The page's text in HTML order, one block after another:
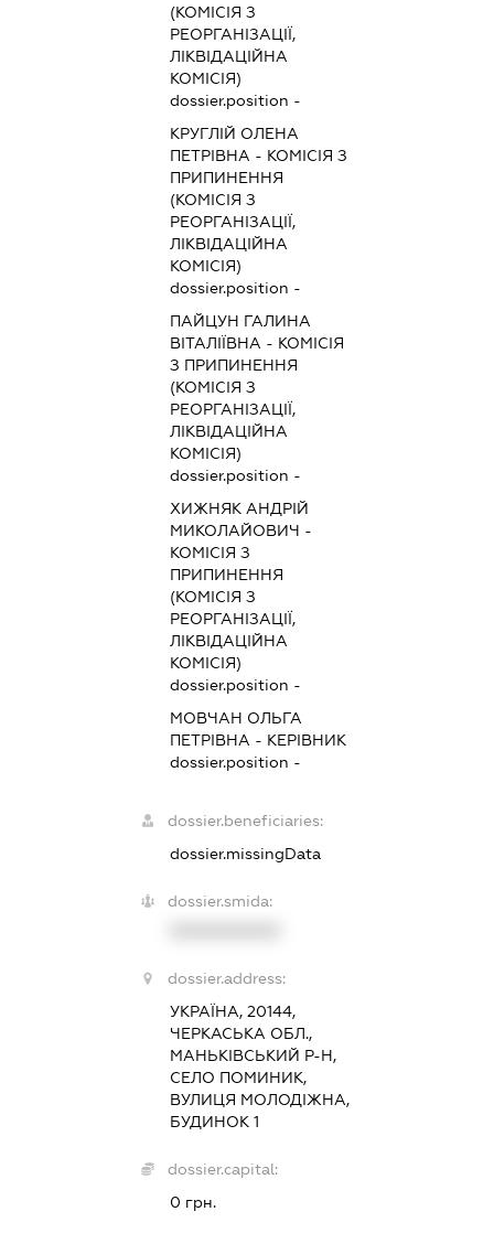
(КОМІСІЯ З
РЕОРГАНІЗАЦІЇ,
ЛІКВІДАЦІЙНА
КОМІСІЯ)
dossier.position -
КРУГЛІЙ ОЛЕНА
ПЕТРІВНА - КОМІСІЯ З
ПРИПИНЕННЯ
(КОМІСІЯ З
РЕОРГАНІЗАЦІЇ,
ЛІКВІДАЦІЙНА
КОМІСІЯ)
dossier.position -
ПАЙЦУН ГАЛИНА
ВІТАЛІЇВНА - КОМІСІЯ
З ПРИПИНЕННЯ
(КОМІСІЯ З
РЕОРГАНІЗАЦІЇ,
ЛІКВІДАЦІЙНА
КОМІСІЯ)
dossier.position -
ХИЖНЯК АНДРІЙ
МИКОЛАЙОВИЧ -
КОМІСІЯ З
ПРИПИНЕННЯ
(КОМІСІЯ З
РЕОРГАНІЗАЦІЇ,
ЛІКВІДАЦІЙНА
КОМІСІЯ)
dossier.position -
МОВЧАН ОЛЬГА
ПЕТРІВНА - КЕРІВНИК
dossier.position -
dossier.beneficiaries:
dossier.missingData
dossier.smida:
dossier.address:
УКРАЇНА, 20144,
ЧЕРКАСЬКА ОБЛ.,
МАНЬКІВСЬКИЙ Р-Н,
СЕЛО ПОМИНИК,
ВУЛИЦЯ МОЛОДІЖНА,
БУДИНОК 1
dossier.capital:
0 грн.